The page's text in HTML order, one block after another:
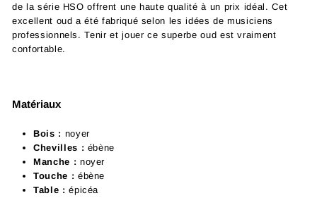
de la série HSO offrent une haute qualité à un prix idéal. Cet
excellent oud a été fabriqué selon les idées de musiciens
professionnels. Tenir et jouer ce superbe oud est vraiment
confortable.
Matériaux
Bois : noyer
Chevilles : ébène
Manche : noyer
Touche : ébène
Table : épicéa